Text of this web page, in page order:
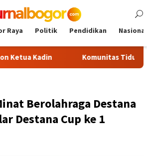
Raya Politik Pendidikan Nasional
Komunitas TiduRUN Jajal
Berolahraga Destana
Destana Cup ke 1